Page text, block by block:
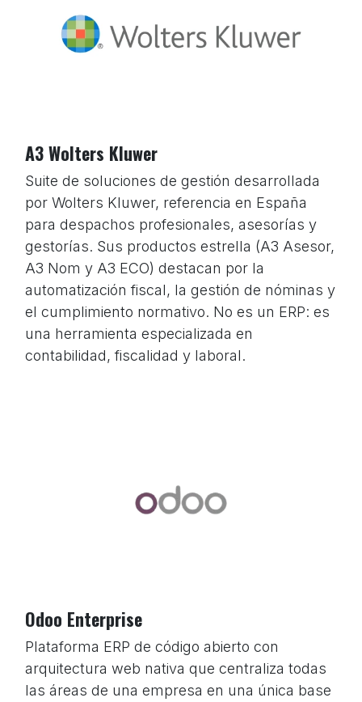
A3 Wolters Kluwer
Suite de soluciones de gestión desarrollada
por Wolters Kluwer, referencia en España
para despachos profesionales, asesorías y
gestorías. Sus productos estrella (A3 Asesor,
A3 Nom y A3 ECO) destacan por la
automatización fiscal, la gestión de nóminas y
el cumplimiento normativo. No es un ERP: es
una herramienta especializada en
contabilidad, fiscalidad y laboral.
Odoo Enterprise
Plataforma ERP de código abierto con
arquitectura web nativa que centraliza todas
las áreas de una empresa en una única base